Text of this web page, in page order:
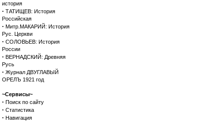
история
· ТАТИЩЕВ: История
Российская
· Митр.МАКАРИЙ: История
Рус. Церкви
· СОЛОВЬЕВ: История
России
· ВЕРНАДСКИЙ: Древняя
Русь
· Журнал ДВУГЛАВЫЙ
ОРЕЛЪ 1921 год
~Сервисы~
· Поиск по сайту
· Статистика
· Навигация